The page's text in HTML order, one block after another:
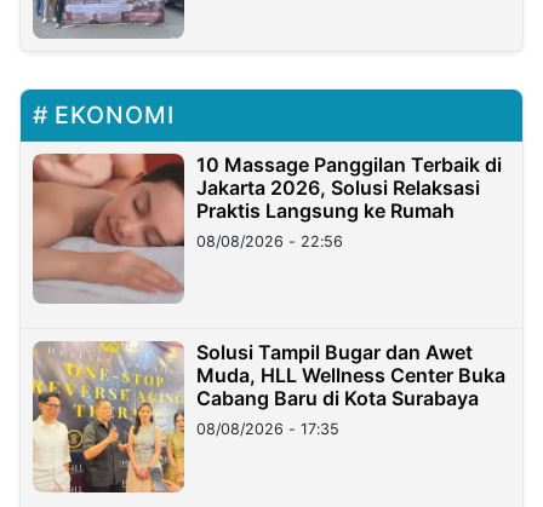
EKONOMI
10 Massage Panggilan Terbaik di
Jakarta 2026, Solusi Relaksasi
Praktis Langsung ke Rumah
08/08/2026 - 22:56
Solusi Tampil Bugar dan Awet
Muda, HLL Wellness Center Buka
Cabang Baru di Kota Surabaya
08/08/2026 - 17:35